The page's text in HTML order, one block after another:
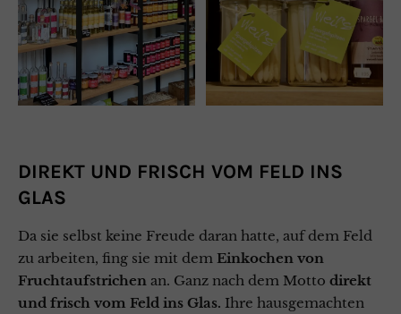
DIREKT UND FRISCH VOM FELD INS
GLAS
Da sie selbst keine Freude daran hatte, auf dem Feld
zu arbeiten, fing sie mit dem Einkochen von
Fruchtaufstrichen an. Ganz nach dem Motto direkt
und frisch vom Feld ins Glas. Ihre hausgemachten